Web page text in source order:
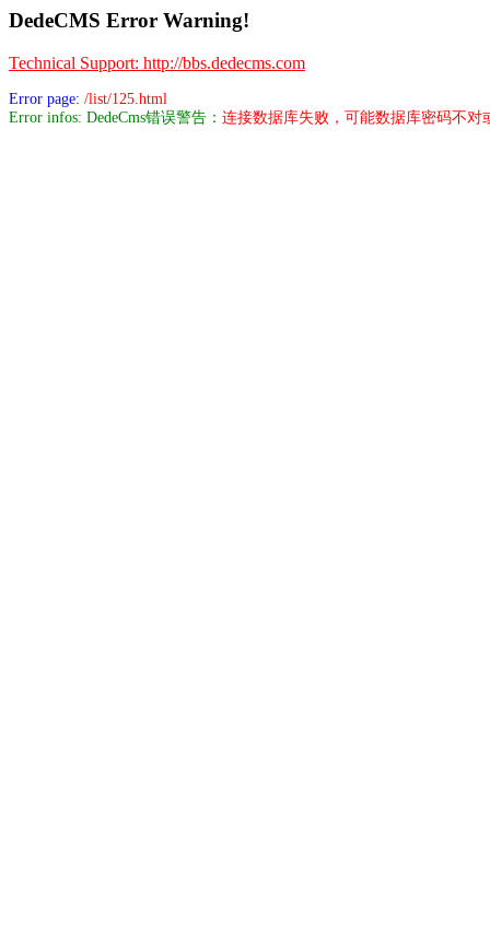
DedeCMS Error Warning!
Technical Support: http://bbs.dedecms.com
Error page: /list/125.html
Error infos: DedeCms错误警告： 连接数据库失败，可能数据库密码不对